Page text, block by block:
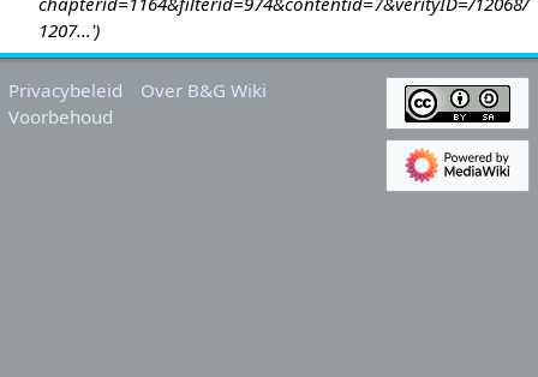
0
1
1
1207...'
Privacybeleid
Over B&G Wiki
Voorbehoud